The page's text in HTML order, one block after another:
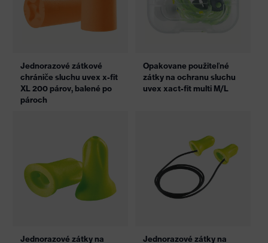
Jednorazové zátkové
chrániče sluchu uvex x-fit
XL 200 párov, balené po
pároch
Opakovane použiteľné
zátky na ochranu sluchu
uvex xact-fit multi M/L
Jednorazové zátky na Jednorazové zátky na